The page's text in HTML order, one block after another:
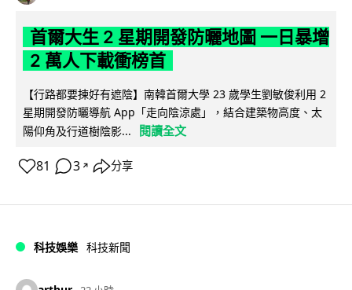
首爾大生 2 星期開發防曬地圖 一日暴增
2 萬人下載衝榜首
【行路都要揀好有遮陰】南韓首爾大學 23 歲學生劉敏俊利用 2
星期開發防曬導航 App「走向陰涼處」，結合建築物高度、太
陽仰角及行道樹陰影...
閱讀全文
81 3 ↗ 分享
科技娛樂 科技新聞